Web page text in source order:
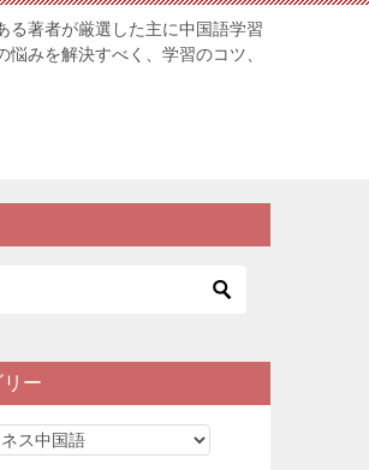
る著者が厳選した主に中国語学習
みを解決すべく、学習のコツ、
リー